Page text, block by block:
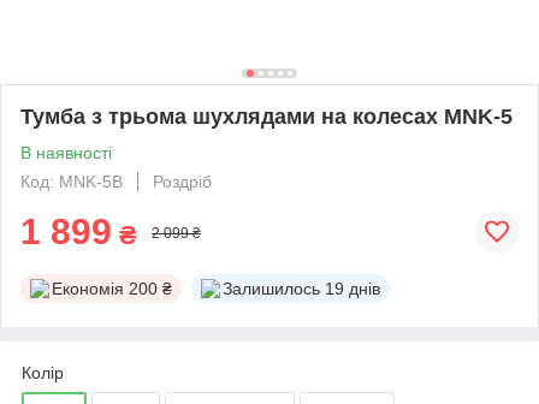
Тумба з трьома шухлядами на колесах MNK-5
В наявності
Код: MNK-5B
Роздріб
1 899 ₴ 2 099 ₴
Економія 200 ₴ Залишилось 19 днів
Колір